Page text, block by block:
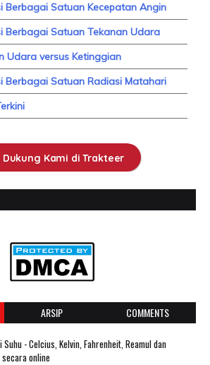
Berbagai Satuan Kecepatan Angin
Berbagai Satuan Tekanan Udara
Udara versus Ketinggian
Berbagai Satuan Radiasi Matahari
Dukung Kami di Trakteer
ARSIP COMMENTS
Suhu - Celcius, Kelvin, Fahrenheit, Reamul dan
online